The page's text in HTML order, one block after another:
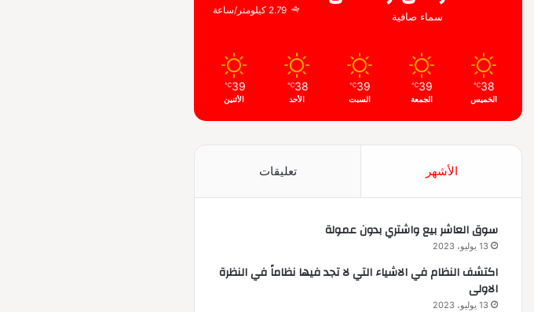
سماء صافية
2.79 كيلومتر/ساعة
38
℃
الخميس
39
℃
الجمعة
39
℃
السبت
38
℃
الأحد
39
℃
الأثنين
الأشهر تعليقات
سوق العاشر بيع واشتري بدون عمولة
13 يوليو، 2023
اكتشف النظام في الاشياء التي لا تجد فيها نظاماً في النظرة
الاولى
13 يوليو، 2023